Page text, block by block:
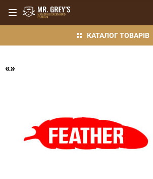
КАТАЛОГ ТОВАРІВ
«»